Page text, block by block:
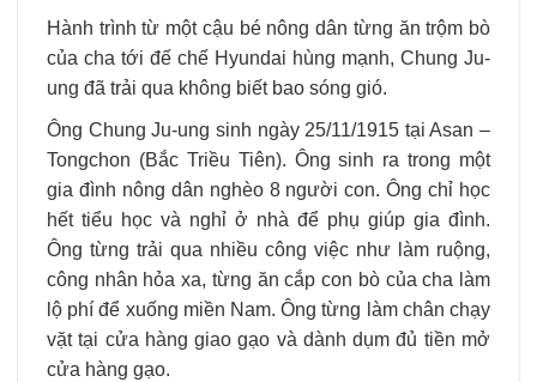
Hành trình từ một cậu bé nông dân từng ăn trộm bò
của cha tới đế chế Hyundai hùng mạnh, Chung Ju-
ung đã trải qua không biết bao sóng gió.
Ông Chung Ju-ung sinh ngày 25/11/1915 tại Asan –
Tongchon (Bắc Triều Tiên). Ông sinh ra trong một
gia đình nông dân nghèo 8 người con. Ông chỉ học
hết tiểu học và nghỉ ở nhà để phụ giúp gia đình.
Ông từng trải qua nhiều công việc như làm ruộng,
công nhân hỏa xa, từng ăn cắp con bò của cha làm
lộ phí để xuống miền Nam. Ông từng làm chân chạy
vặt tại cửa hàng giao gạo và dành dụm đủ tiền mở
cửa hàng gạo.